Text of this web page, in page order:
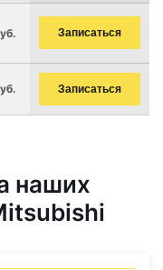
Записаться
Записаться
наших